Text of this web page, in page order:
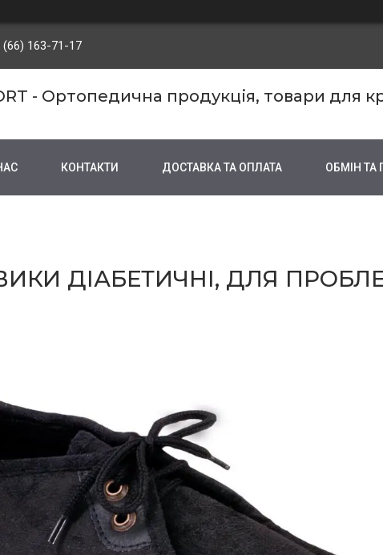
(66) 163-71-17
- Ортопедична продукція, товари для
КОНТАКТИ ДОСТАВКА ТА ОПЛАТА ОБМІН ТА
ДІАБЕТИЧНІ, ДЛЯ